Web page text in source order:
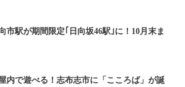
市駅が期間限定｢日向坂46駅｣に！10月末ま
内で遊べる！志布志市に「こころば」が誕